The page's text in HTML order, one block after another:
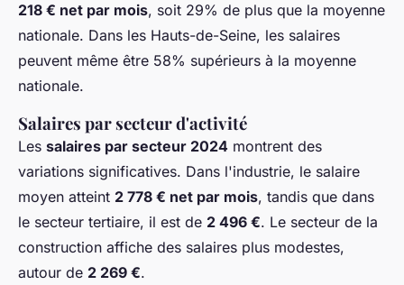
218 € net par mois, soit 29% de plus que la moyenne
nationale. Dans les Hauts-de-Seine, les salaires
peuvent même être 58% supérieurs à la moyenne
nationale.
Salaires par secteur d'activité
Les salaires par secteur 2024 montrent des
variations significatives. Dans l'industrie, le salaire
moyen atteint 2 778 € net par mois, tandis que dans
le secteur tertiaire, il est de 2 496 €. Le secteur de la
construction affiche des salaires plus modestes,
autour de 2 269 €.